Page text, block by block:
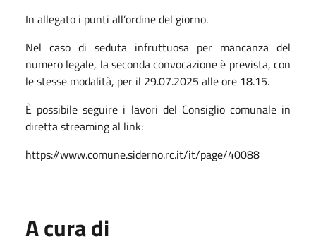
In allegato i punti all’ordine del giorno.
Nel caso di seduta infruttuosa per mancanza del
numero legale, la seconda convocazione è prevista, con
le stesse modalità, per il 29.07.2025 alle ore 18.15.
È possibile seguire i lavori del Consiglio comunale in
diretta streaming al link:
https://www.comune.siderno.rc.it/it/page/40088
A cura di